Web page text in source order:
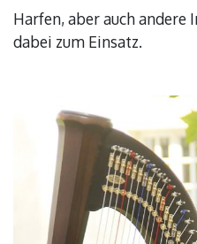
Harfen, aber auch
dabei zum Einsatz.